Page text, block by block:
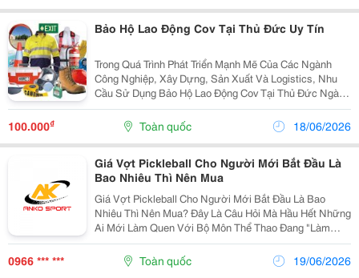
Bảo Hộ Lao Động Cov Tại Thủ Đức Uy Tín
Trong Quá Trình Phát Triển Mạnh Mẽ Của Các Ngành
Công Nghiệp, Xây Dựng, Sản Xuất Và Logistics, Nhu
Cầu Sử Dụng Bảo Hộ Lao Động Cov Tại Thủ Đức Ngày
Càng Được Nhiều Doanh Nghiệp Quan Tâm. Việc Lựa
Chọn Bảo Hộ Lao Động Cov Thông Qua Nhà Phân Phối
100.000₫ Toàn quốc 18/06/2026
Giá Vợt Pickleball Cho Người Mới Bắt Đầu Là
Bao Nhiêu Thì Nên Mua
Giá Vợt Pickleball Cho Người Mới Bắt Đầu Là Bao
Nhiêu Thì Nên Mua? Đây Là Câu Hỏi Mà Hầu Hết Những
Ai Mới Làm Quen Với Bộ Môn Thể Thao Đang "Làm
Mưa Làm Gió" Này Đều Quan Tâm. Việc Đầu Tư Quá
Nhiều Tiền Vào Một Cây Vợt Khi Chưa Xác Định Được
Lối Chơi...
0966 *** *** Toàn quốc 19/06/2026